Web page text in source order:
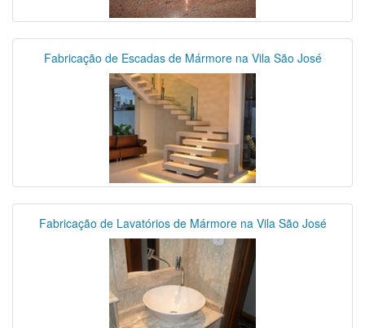
Fabricação de Escadas de Mármore na Vila São José
Fabricação de Lavatórios de Mármore na Vila São José